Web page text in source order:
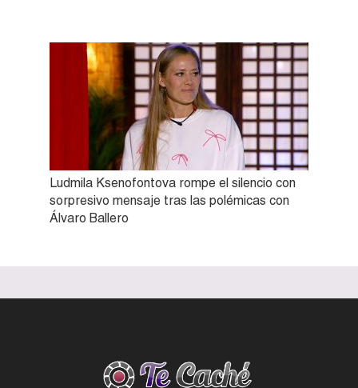
Ludmila Ksenofontova rompe el silencio con
sorpresivo mensaje tras las polémicas con
Álvaro Ballero